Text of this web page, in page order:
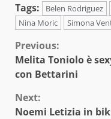
Tags:
Belen Rodriguez
Nina Moric
Simona
Continue
Reading
Previous:
Melita Toniolo è
con Bettarini
Next:
Noemi Letizia in